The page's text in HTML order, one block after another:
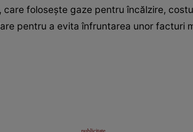
care folosește gaze pentru încălzire,
pentru a evita înfruntarea unor facturi